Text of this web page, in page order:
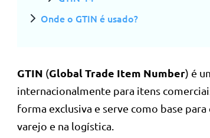
Onde o GTIN é usado?
GTIN (Global Trade Item Number) é
internacionalmente para itens
forma exclusiva e serve como base
varejo e na logística.